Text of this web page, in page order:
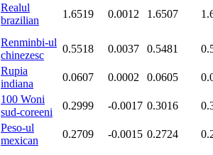
Realul
brazilian
1.6519 0.0012 1.6507
Renminbi-ul
chinezesc
0.5518 0.0037 0.5481
Rupia
indiana
0.0607 0.0002 0.0605
100 Woni
sud-coreeni
0.2999 -0.0017 0.3016
Peso-ul
mexican
0.2709 -0.0015 0.2724